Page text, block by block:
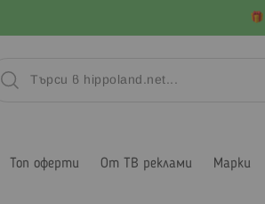
Топ оферти От ТВ реклами Марки